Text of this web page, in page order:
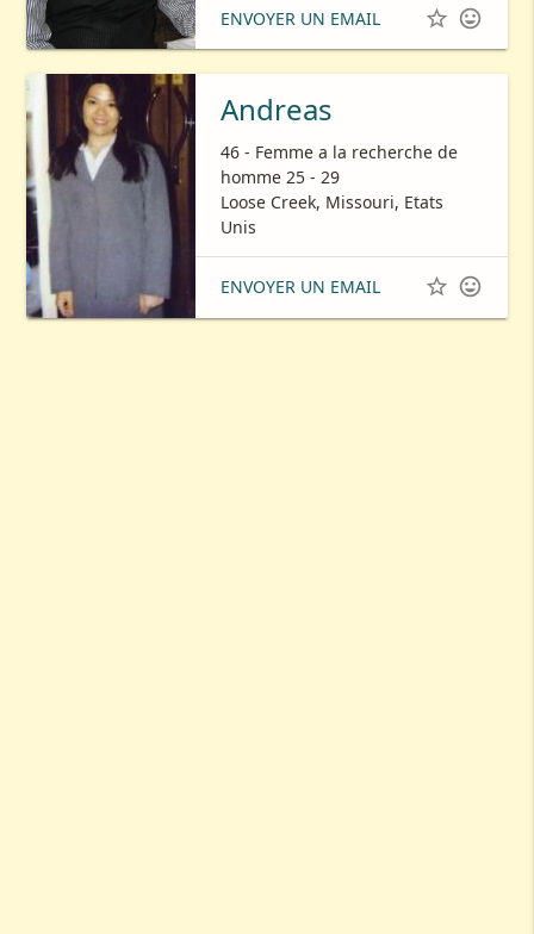
ENVOYER UN EMAIL  
Andreas
46 - Femme a la recherche de
homme 25 - 29
Loose Creek, Missouri, Etats
Unis
ENVOYER UN EMAIL  